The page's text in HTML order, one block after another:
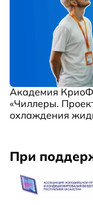
Академия
«Чиллеры.
охлаждения
При